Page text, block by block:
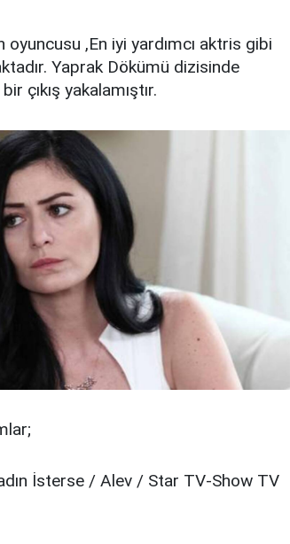
oyuncusu ,En iyi yardımcı aktris gibi
Yaprak Dökümü dizisinde
çıkış yakalamıştır.
İsterse / Alev / Star TV-Show TV